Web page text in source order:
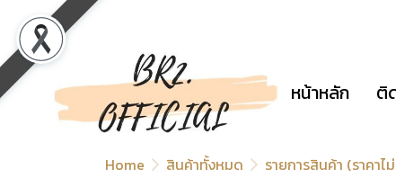
หน้าหลัก ติ
Home สินค้าทั้งหมด รายการสินค้า (ราคาไ